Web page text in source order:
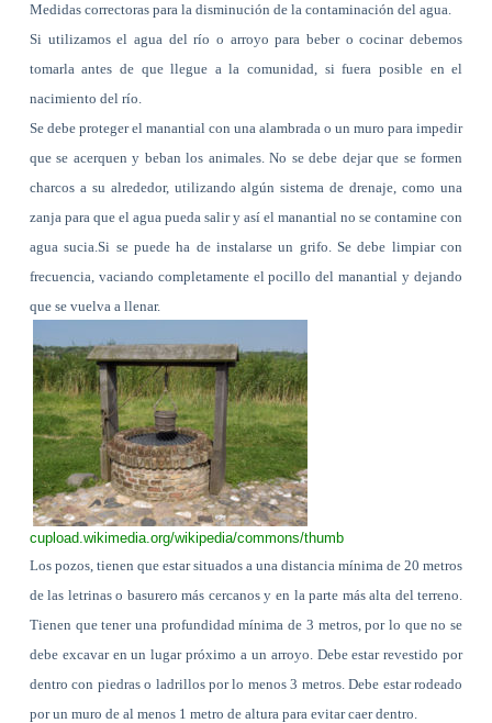
Medidas correctoras para la disminución de la contaminación del agua.
Si utilizamos el agua del río o arroyo para beber o cocinar debemos
tomarla antes de que llegue a la comunidad, si fuera posible en el
nacimiento del río.
Se debe proteger el manantial con una alambrada o un muro para impedir
que se acerquen y beban los animales. No se debe dejar que se formen
charcos a su alrededor, utilizando algún sistema de drenaje, como una
zanja para que el agua pueda salir y así el manantial no se contamine con
agua sucia.Si se puede ha de instalarse un grifo. Se debe limpiar con
frecuencia, vaciando completamente el pocillo del manantial y dejando
que se vuelva a llenar.
cupload.wikimedia.org/wikipedia/commons/thumb
Los pozos, tienen que estar situados a una distancia mínima de20 metros
de las letrinas o basurero más cercanos y en la parte más alta del terreno.
Tienen que tener una profundidad mínima de 3 metros, por lo que no se
debe excavar en un lugar próximo a un arroyo. Debe estar revestido por
dentro con piedras o ladrillos por lo menos3 metros. Debe estar rodeado
por un muro de al menos 1 metro de altura para evitar caer dentro.